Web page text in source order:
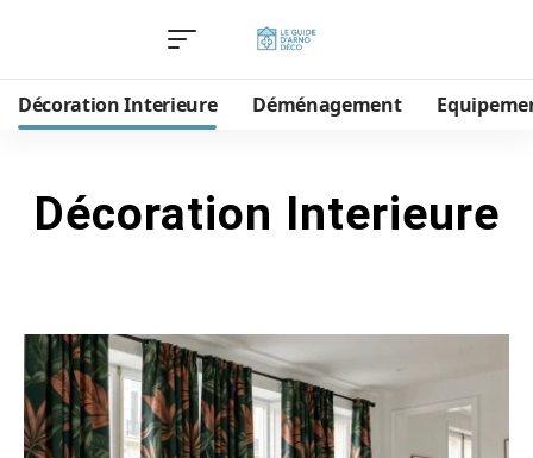
Décoration Interieure Déménagement
Décoration Interieure